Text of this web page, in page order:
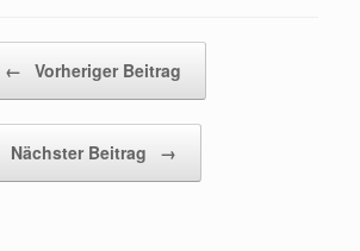
← Vorheriger Beitrag
Nächster Beitrag →